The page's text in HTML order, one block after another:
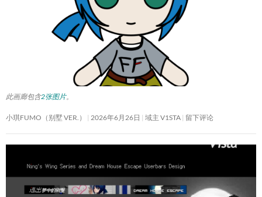
此画廊包含2张图片。
小琪FUMO（别墅 VER.） 2026年6月26日 域主 V1STA 留下评论